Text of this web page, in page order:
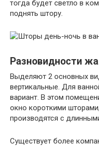
тогда будет светло в
поднять штору.
Разновидности
Выделяют 2 основных
вертикальные. Для
вариант. В этом
окно короткими
производятся с
Существует более